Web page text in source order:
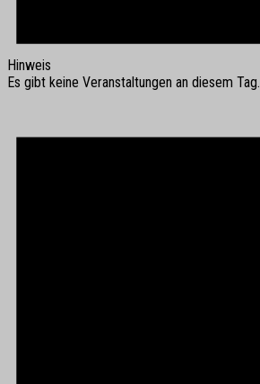
Hinweis
Es gibt keine Veranstaltungen an diesem Tag.